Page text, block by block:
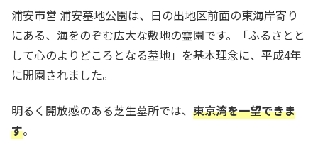
浦安市営 浦安墓地公園は、日の出地区前面の東海岸寄り
にある、海をのぞむ広大な敷地の霊園です。「ふるさとと
して心のよりどころとなる墓地」を基本理念に、平成4年
に開園されました。
明るく開放感のある芝生墓所では、 東京湾を一望できま
す。